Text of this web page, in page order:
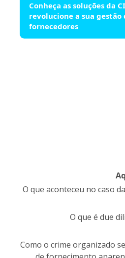
Conheça as soluções da
revolucione a sua gestão
fornecedores
O que aconteceu no caso
O que é due
Como o crime organizado